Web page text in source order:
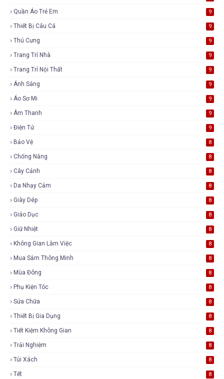
Quần Áo Trẻ Em 9
Thiết Bị Câu Cá 9
Thú Cưng 9
Trang Trí Nhà 9
Trang Trí Nội Thất 9
Ánh Sáng 9
Áo Sơ Mi 9
Âm Thanh 9
Điện Tử 9
Bảo Vệ 8
Chống Nắng 8
Cây Cảnh 8
Da Nhạy Cảm 8
Giày Dép 8
Giáo Dục 8
Giữ Nhiệt 8
Không Gian Làm Việc 8
Mua Sắm Thông Minh 8
Mùa Đông 8
Phụ Kiện Tóc 8
Sửa Chữa 8
Thiết Bị Gia Dụng 8
Tiết Kiệm Không Gian 8
Trải Nghiệm 8
Túi Xách 8
Tết 8